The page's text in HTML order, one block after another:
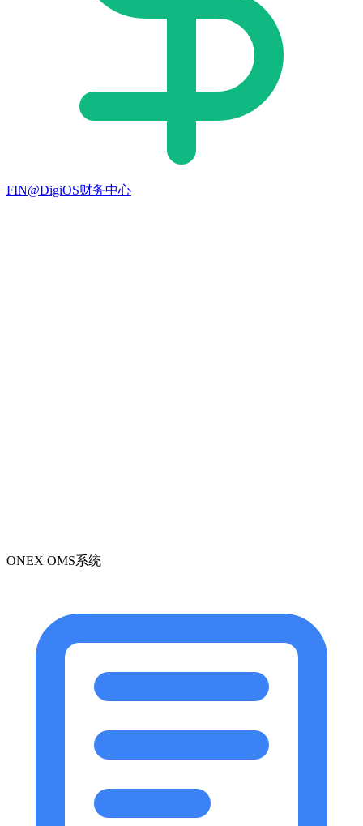
FIN@DigiOS财务中心
ONEX OMS系统